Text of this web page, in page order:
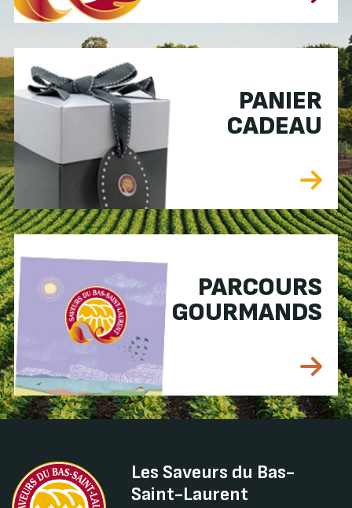
PANIER
CADEAU
PARCOURS
GOURMANDS
Les Saveurs du Bas-
Saint-Laurent